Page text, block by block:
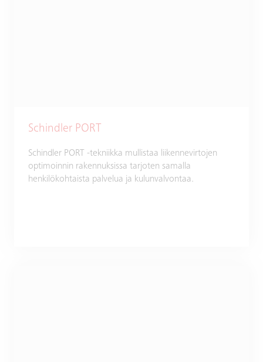
Schindler PORT
Schindler PORT -tekniikka mullistaa liikennevirtojen
optimoinnin rakennuksissa tarjoten samalla
henkilökohtaista palvelua ja kulunvalvontaa.